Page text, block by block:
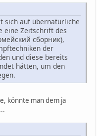
sich auf übernatürliche
eine Zeitschrift des
сборник),
der
und diese bereits
hätten, um den
könnte man dem ja